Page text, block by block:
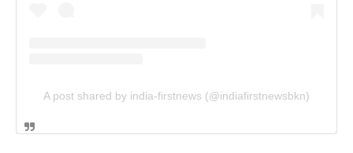
A post shared by india-firstnews (@indiafirstnewsbkn)